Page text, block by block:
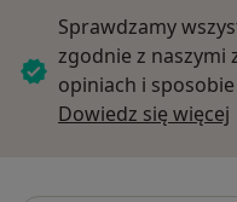
Sprawdzamy
zgodnie z naszymi
opiniach i
Dowiedz się więcej